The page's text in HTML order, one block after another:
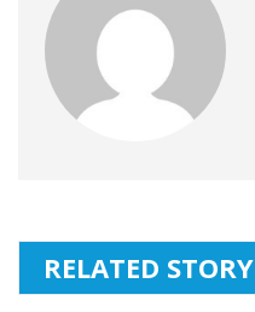
RELATED STORY